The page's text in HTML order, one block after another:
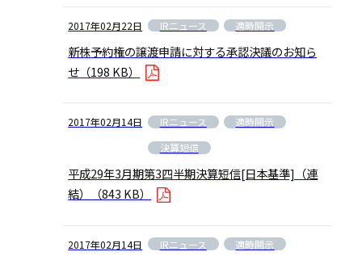
2017年02月22日 IRニュース 適時開示
新株予約権の譲渡申請に対する承認決議のお知ら
せ （198 KB）
2017年02月14日 IRニュース
適時開示
決算短信
平成29年3月期第3四半期決算短信[日本基準]（連
結）
（843 KB）
2017年02月14日 IRニュース 適時開示